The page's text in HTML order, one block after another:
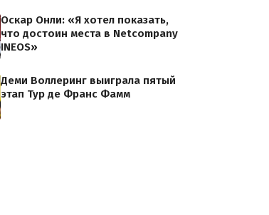
Оскар Онли: «Я хотел показать,
что достоин места в Netcompany
INEOS»
Деми Воллеринг выиграла пятый
этап Тур де Франс Фамм